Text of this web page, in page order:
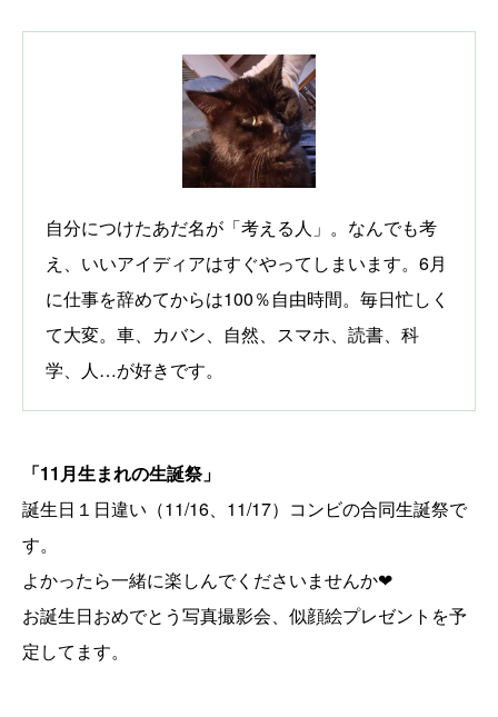
自分につけたあだ名が「考える人」。なんでも考
え、いいアイディアはすぐやってしまいます。6月
に仕事を辞めてからは100％自由時間。毎日忙しく
て大変。車、カバン、自然、スマホ、読書、科
学、人…が好きです。
「11月生まれの生誕祭」
誕生日１日違い（11/16、11/17）コンビの合同生誕祭で
す。
よかったら一緒に楽しんでくださいませんか❤
お誕生日おめでとう写真撮影会、似顔絵プレゼントを予
定してます。